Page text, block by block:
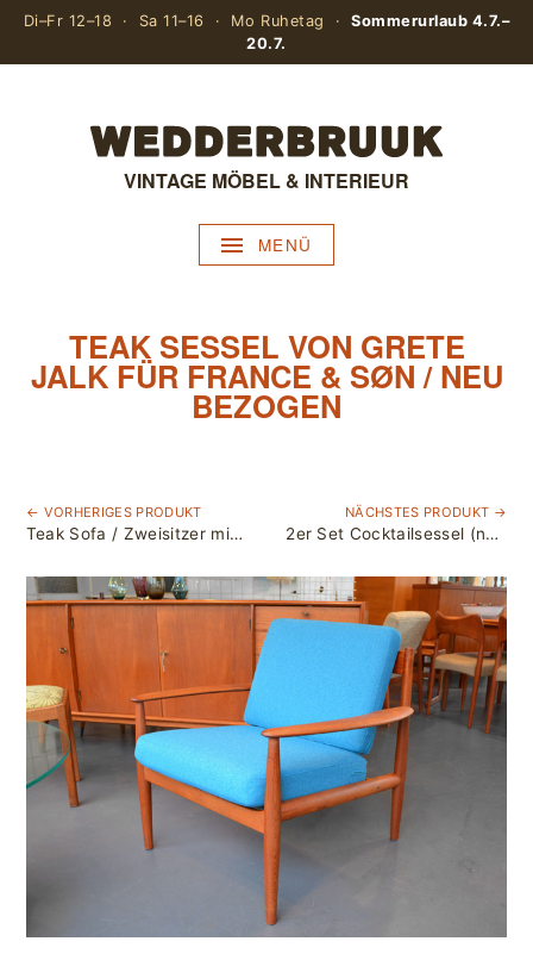
Di–Fr 12–18 · Sa 11–16 · Mo Ruhetag ·Sommerurlaub 4.7.–
20.7.
VINTAGE MÖBEL & INTERIEUR
MENÜ
TEAK SESSEL VON GRETE
JALK FÜR FRANCE & SØN / NEU
BEZOGEN
← VORHERIGES PRODUKT
Teak Sofa / Zweisitzer mit Lederpolstern / Ole Wanscher für France & Søn
NÄCHSTES PRODUKT →
2er Set Cocktailsessel (noch einer vorhanden)